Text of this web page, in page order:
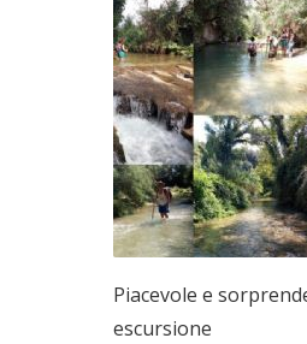
Piacevole e
escursione